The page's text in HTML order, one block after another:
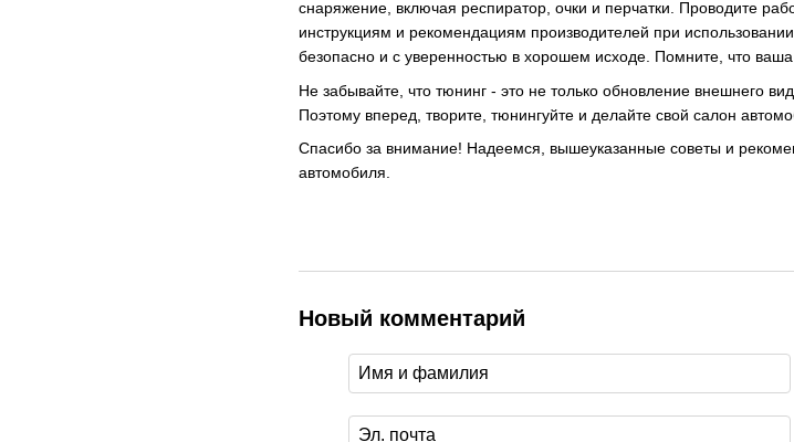
снаряжение, включая респиратор, очки и перчатки. Проводите
инструкциям и рекомендациям производителей при
безопасно и с уверенностью в хорошем исходе. Помните, что
Не забывайте, что тюнинг - это не только обновление внешнего
Поэтому вперед, творите, тюнингуйте и делайте свой салон
Спасибо за внимание! Надеемся, вышеуказанные советы и
автомобиля.
Новый комментарий